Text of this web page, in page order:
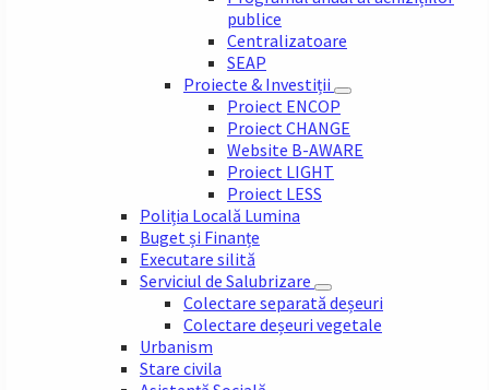
publice
Centralizatoare
SEAP
Proiecte & Investiții
Proiect ENCOP
Proiect CHANGE
Website B-AWARE
Proiect LIGHT
Proiect LESS
Poliția Locală Lumina
Buget și Finanțe
Executare silită
Serviciul de Salubrizare
Colectare separată deșeuri
Colectare deșeuri vegetale
Urbanism
Stare civila